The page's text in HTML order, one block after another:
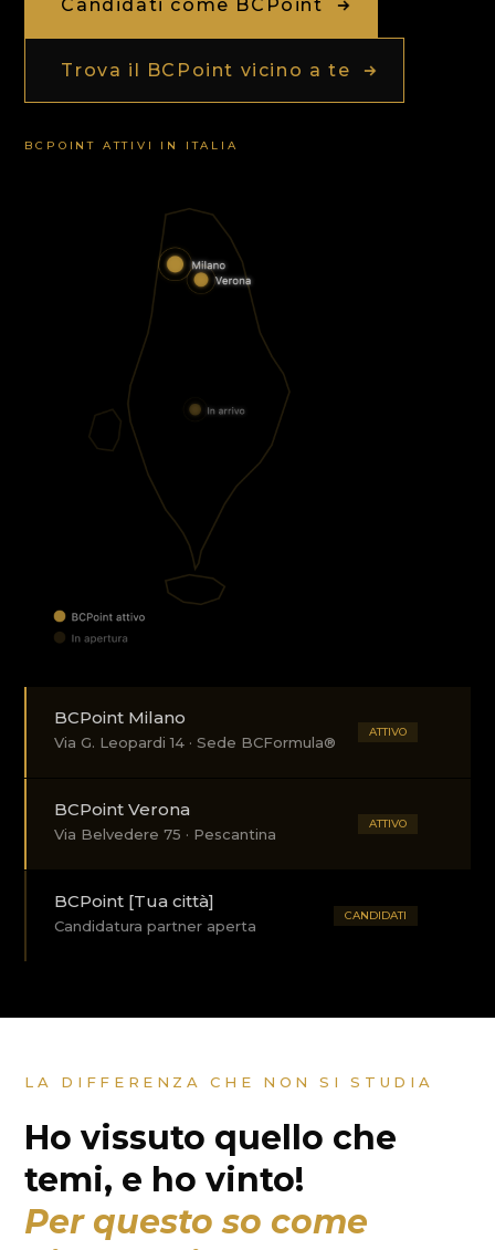
Candidati come BCPoint
Trova il BCPoint vicino a te
BCPOINT ATTIVI IN ITALIA
BCPoint Milano
Via G. Leopardi 14 · Sede BCFormula®
ATTIVO
BCPoint Verona
Via Belvedere 75 · Pescantina
ATTIVO
BCPoint [Tua città]
Candidatura partner aperta
CANDIDATI
LA DIFFERENZA CHE NON SI STUDIA
Ho vissuto quello che
temi, e ho vinto!
Per questo so come